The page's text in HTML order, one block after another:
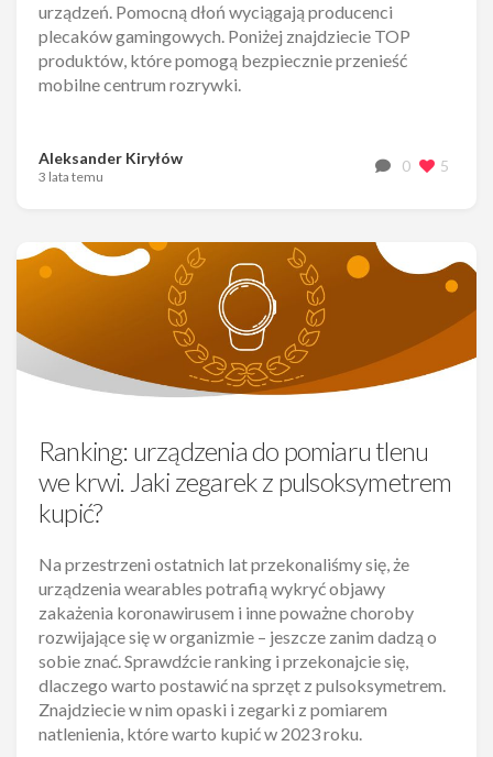
urządzeń. Pomocną dłoń wyciągają producenci
plecaków gamingowych. Poniżej znajdziecie TOP
produktów, które pomogą bezpiecznie przenieść
mobilne centrum rozrywki.
Aleksander Kiryłów
3 lata temu
0 5
Ranking: urządzenia do pomiaru tlenu
we krwi. Jaki zegarek z pulsoksymetrem
kupić?
Na przestrzeni ostatnich lat przekonaliśmy się, że
urządzenia wearables potrafią wykryć objawy
zakażenia koronawirusem i inne poważne choroby
rozwijające się w organizmie – jeszcze zanim dadzą o
sobie znać. Sprawdźcie ranking i przekonajcie się,
dlaczego warto postawić na sprzęt z pulsoksymetrem.
Znajdziecie w nim opaski i zegarki z pomiarem
natlenienia, które warto kupić w 2023 roku.